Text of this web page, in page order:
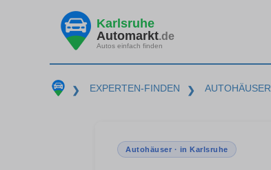
Karlsruhe
Automarkt.de
Autos einfach finden
❯ EXPERTEN-FINDEN ❯ AUTOHÄUSER
Autohäuser · in Karlsruhe